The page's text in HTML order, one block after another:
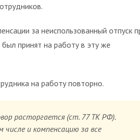
за неиспользованный отпуск
принят на работу в эту же
на работу повторно.
расторгается (ст. 77 ТК РФ).
и компенсацию за все